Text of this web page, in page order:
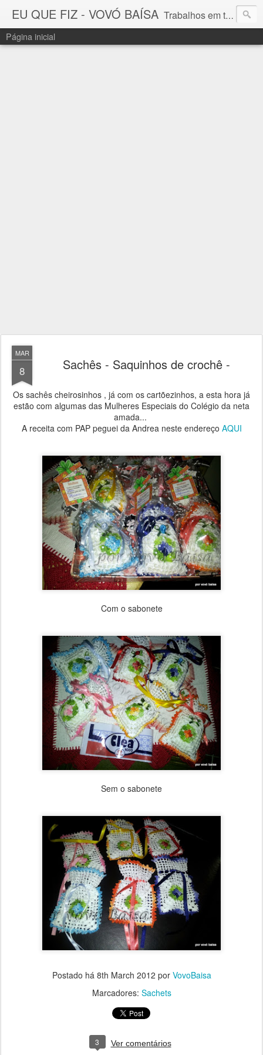
EU QUE FIZ - VOVÓ BAÍSA Trabalhos em tricô, crochê e bordado feitos à mão, sob Encomenda : vovobaisa@gmail.com
Página inicial
MAR
8 Sachês - Saquinhos de crochê -
Os sachês cheirosinhos , já com os cartõezinhos, a esta hora já
estão com algumas das Mulheres Especiais do Colégio da neta
amada...
A receita com PAP peguei da Andrea neste endereço AQUI
Com o sabonete
Sem o sabonete
Postado há 8th March 2012 por VovoBaisa
Marcadores: Sachets
3 Ver comentários